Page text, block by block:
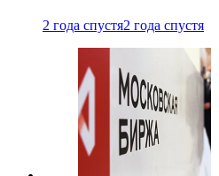
2 года спустя2 года спустя